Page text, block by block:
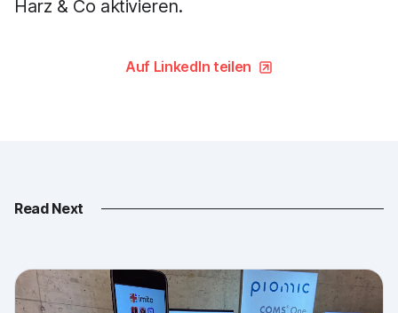
Harz & Co aktivieren.
Auf LinkedIn teilen
Read Next